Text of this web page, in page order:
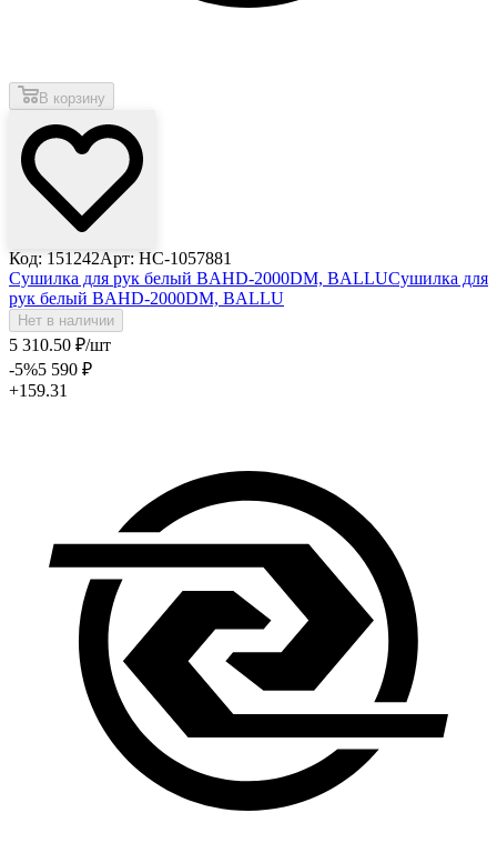
В корзину
Код: 151242Арт: HC-1057881
Сушилка для рук белый BAHD-2000DM, BALLUСушилка для
рук белый BAHD-2000DM, BALLU
Нет в наличии
5 310.50 ₽/шт
-5%5 590 ₽
+159.31